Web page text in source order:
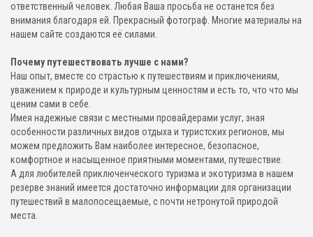
ответственный человек. Любая Ваша просьба не останется без
внимания благодаря ей. Прекрасный фотограф. Многие материалы на
нашем сайте создаются её силами.
Почему путешествовать лучше с нами?
Наш опыт, вместе со страстью к путешествиям и приключениям,
уважением к природе и культурным ценностям и есть то, что что мы
ценим сами в себе.
Имея надежные связи с местными провайдерами услуг, зная
особенности различных видов отдыха и туристских регионов, мы
можем предложить Вам наиболее интересное, безопасное,
комфортное и насыщенное приятными моментами, путешествие.
А для любителей приключенческого туризма и экотуризма в нашем
резерве знаний имеется достаточно информации для организации
путешествий в малопосещаемые, с почти нетронутой природой
места.